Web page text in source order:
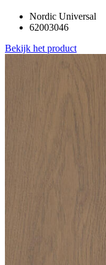
Nordic Universal
62003046
Bekijk het product